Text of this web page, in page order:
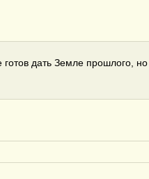
дать Земле прошлого, но